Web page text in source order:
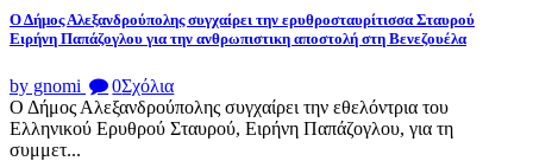
Ο Δήμος Αλεξανδρούπολης συγχαίρει την ερυθροσταυρίτισσα Σταυρού
Ειρήνη Παπάζογλου για την ανθρωπιστικη αποστολή στη Βενεζουέλα
by gnomi 0Σχόλια
Ο Δήμος Αλεξανδρούπολης συγχαίρει την εθελόντρια του
Ελληνικού Ερυθρού Σταυρού, Ειρήνη Παπάζογλου, για τη
συμμετ...